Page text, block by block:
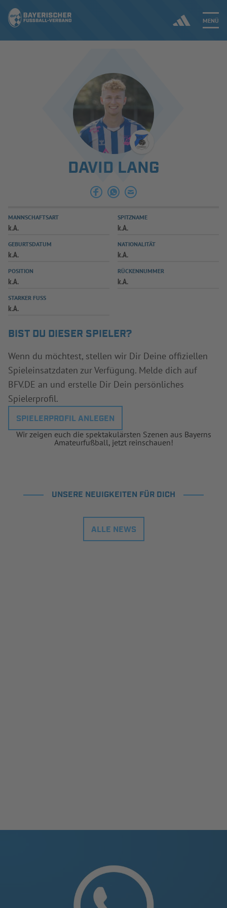
MENÜ
ERGEBNISSE & WETTBEWERBE
SPIELBETRIEB & VERBANDSLEBEN
AUSBILDUNG & FÖRDERUNG
SPIELPLUS
DAVID LANG
MANNSCHAFTSART
k.A.
SPITZNAME
k.A.
GEBURTSDATUM
k.A.
NATIONALITÄT
k.A.
POSITION
k.A.
RÜCKENNUMMER
k.A.
STARKER FUSS
k.A.
BIST DU DIESER SPIELER?
Wenn du möchtest, stellen wir Dir Deine offiziellen
Spieleinsatzdaten zur Verfügung. Melde dich auf
BFV.DE an und erstelle Dir Dein persönliches
Spielerprofil.
SPIELERPROFIL ANLEGEN
Wir zeigen euch die spektakulärsten Szenen aus Bayerns
Amateurfußball, jetzt reinschauen!
UNSERE NEUIGKEITEN FÜR DICH
ALLE NEWS